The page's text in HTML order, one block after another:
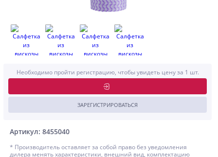
Артикул: 8455040
Необходимо пройти регистрацию, чтобы увидеть цену за 1 шт.
ЗАРЕГИСТРИРОВАТЬСЯ
* Производитель оставляет за собой право без уведомления
дилера менять характеристики, внешний вид, комплектацию